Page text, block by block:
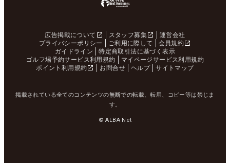
広告掲載について スタッフ募集
運営会社
プライバシーポリシー
ご利用に際して
会員規約
ガイドライン
特定商取引法に基づく表示
ゴルフ場予約サービス利用規約
マイページサービス利用規約
ポイント利用規約
お問合せ ヘルプ サイトマップ
掲載されている全てのコンテンツの無断での転載、転用、コピー等は禁じま
す。
© ALBA Net